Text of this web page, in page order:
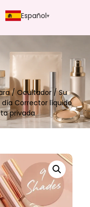
Español
/ Ocultador / Su
Corrector líquido
privada